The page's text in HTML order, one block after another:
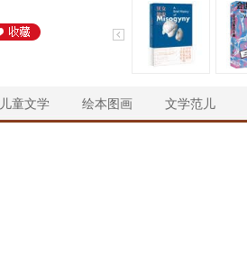
￥
儿童文学 绘本图画 文学范儿